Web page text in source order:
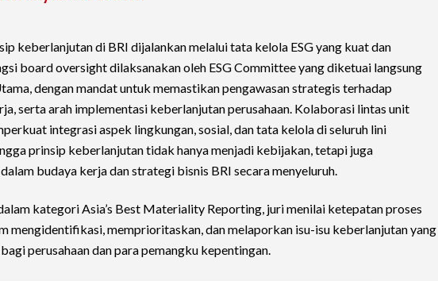
keberlanjutan di BRI dijalankan melalui tata kelola ESG yang kuat dan
board oversight dilaksanakan oleh ESG Committee yang diketuai langsung
dengan mandat untuk memastikan pengawasan strategis terhadap
serta arah implementasi keberlanjutan perusahaan. Kolaborasi lintas unit
integrasi aspek lingkungan, sosial, dan tata kelola di seluruh lini
prinsip keberlanjutan tidak hanya menjadi kebijakan, tetapi juga
budaya kerja dan strategi bisnis BRI secara menyeluruh.
kategori Asia’s Best Materiality Reporting, juri menilai ketepatan proses
mengidentifikasi, memprioritaskan, dan melaporkan isu-isu keberlanjutan yang
perusahaan dan para pemangku kepentingan.